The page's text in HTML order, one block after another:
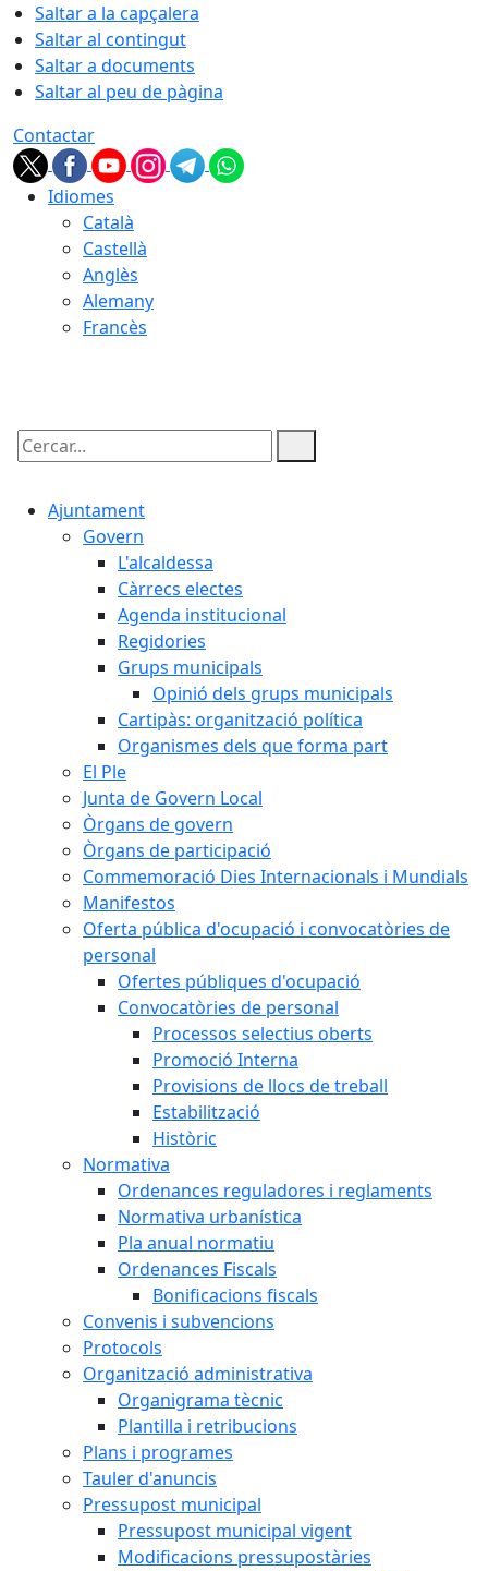
Saltar a la capçalera
Saltar al contingut
Saltar a documents
Saltar al peu de pàgina
Contactar
Idiomes
Català
Castellà
Anglès
Alemany
Francès
Cercar:
Ajuntament
Govern
L'alcaldessa
Càrrecs electes
Agenda institucional
Regidories
Grups municipals
Opinió dels grups municipals
Cartipàs: organització política
Organismes dels que forma part
El Ple
Junta de Govern Local
Òrgans de govern
Òrgans de participació
Commemoració Dies Internacionals i Mundials
Manifestos
Oferta pública d'ocupació i convocatòries de
personal
Ofertes públiques d'ocupació
Convocatòries de personal
Processos selectius oberts
Promoció Interna
Provisions de llocs de treball
Estabilització
Històric
Normativa
Ordenances reguladores i reglaments
Normativa urbanística
Pla anual normatiu
Ordenances Fiscals
Bonificacions fiscals
Convenis i subvencions
Protocols
Organització administrativa
Organigrama tècnic
Plantilla i retribucions
Plans i programes
Tauler d'anuncis
Pressupost municipal
Pressupost municipal vigent
Modificacions pressupostàries